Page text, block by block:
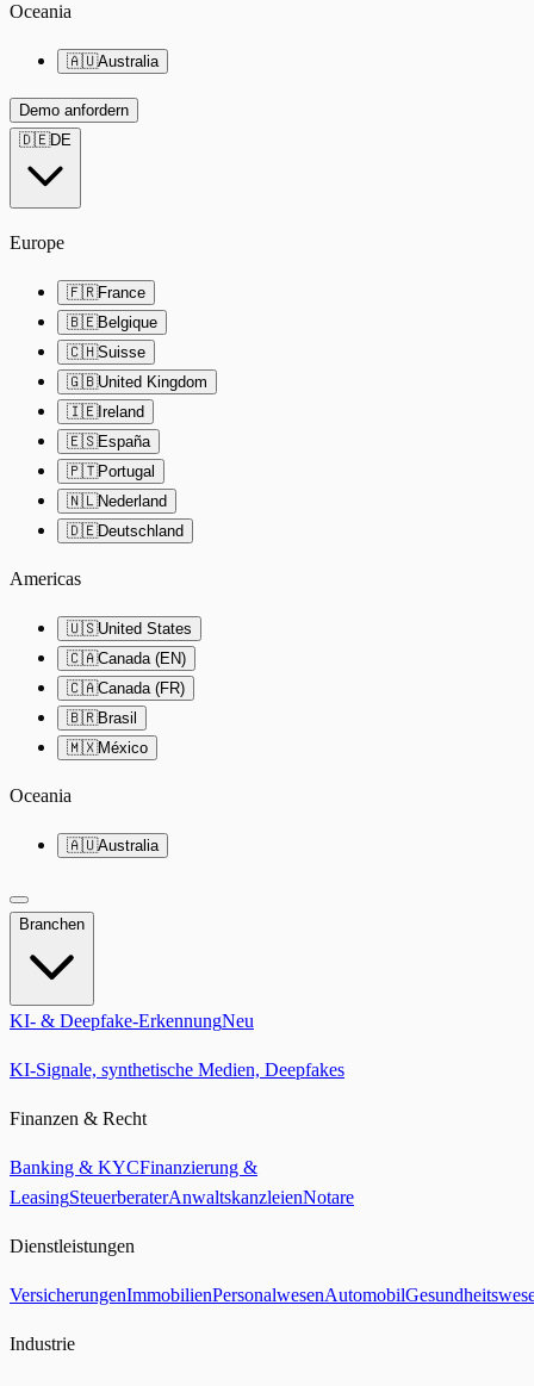
Oceania
🇦🇺Australia
Demo anfordern
🇩🇪DE
Europe
🇫🇷France
🇧🇪Belgique
🇨🇭Suisse
🇬🇧United Kingdom
🇮🇪Ireland
🇪🇸España
🇵🇹Portugal
🇳🇱Nederland
🇩🇪Deutschland
Americas
🇺🇸United States
🇨🇦Canada (EN)
🇨🇦Canada (FR)
🇧🇷Brasil
🇲🇽México
Oceania
🇦🇺Australia
Branchen
KI- & Deepfake-ErkennungNeu
KI-Signale, synthetische Medien, Deepfakes
Finanzen & Recht
Banking & KYCFinanzierung &
LeasingSteuerberaterAnwaltskanzleienNotare
Dienstleistungen
VersicherungenImmobilienPersonalwesenAutomobil
Industrie